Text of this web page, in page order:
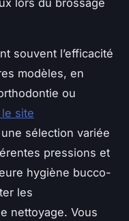
souvent l’efficacité
modèles, en
ou
site
sélection variée
pressions et
hygiène bucco-
les
nettoyage. Vous